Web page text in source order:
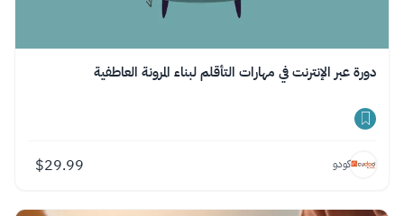
دورة عبر الإنترنت في مهارات التأقلم لبناء المرونة العاطفية
كودو $29.99